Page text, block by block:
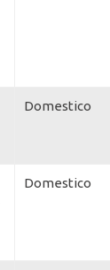
Domestico
Domestico